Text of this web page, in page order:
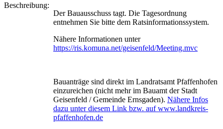
Beschreibung:
Der Bauausschuss tagt. Die Tagesordnung
entnehmen Sie bitte dem Ratsinformationssystem.
Nähere Informationen unter
https://ris.komuna.net/geisenfeld/Meeting.mvc
Bauanträge sind direkt im Landratsamt Pfaffenhofen
einzureichen (nicht mehr im Bauamt der Stadt
Geisenfeld / Gemeinde Ernsgaden). Nähere Infos
dazu unter diesem Link bzw. auf www.landkreis-
pfaffenhofen.de